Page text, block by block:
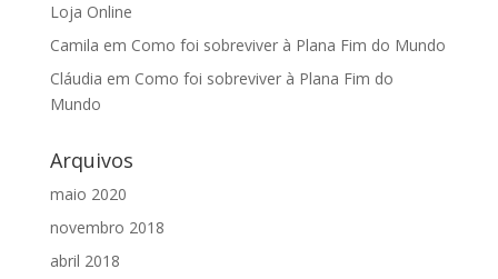
Loja Online
Camila em Como foi sobreviver à Plana Fim do Mundo
Cláudia em Como foi sobreviver à Plana Fim do
Mundo
Arquivos
maio 2020
novembro 2018
abril 2018